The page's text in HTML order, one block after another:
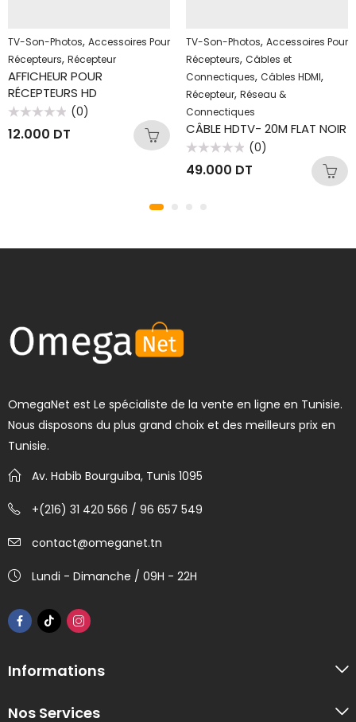
TV-Son-Photos, Accessoires Pour
Récepteurs, Récepteur
AFFICHEUR POUR
RÉCEPTEURS HD
(0)
12.000 DT
TV-Son-Photos, Accessoires Pour
Récepteurs, Câbles et
Connectiques, Câbles HDMI,
Récepteur, Réseau &
Connectiques
CÂBLE HDTV- 20M FLAT NOIR
0
(0)
49.000 DT
OmegaNet est Le spécialiste de la vente en ligne en Tunisie.
Nous disposons du plus grand choix et des meilleurs prix en
Tunisie.
Av. Habib Bourguiba, Tunis 1095
+(216) 31 420 566 / 96 657 549
contact@omeganet.tn
Lundi - Dimanche / 09H - 22H
Informations
Nos Services